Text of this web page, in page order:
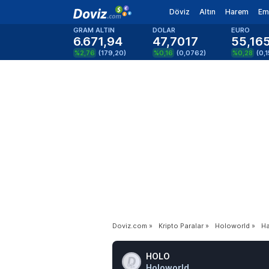
Döviz Altın Harem
GRAM ALTIN
6.671,94
%2,76 (179,20)
DOLAR
47,7017
%0,16 (0,0762)
EURO
%0,28 (
Doviz.com » Kripto Paralar » Holoworld »
HOLO